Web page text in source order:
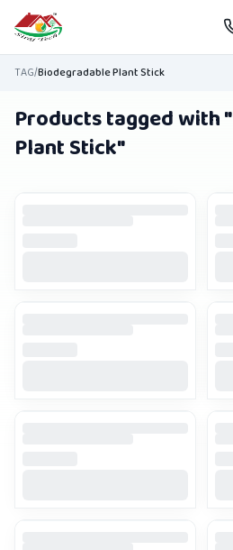
Skip to main content
TAG/Biodegradable Plant Stick
Products tagged with "
Plant Stick"